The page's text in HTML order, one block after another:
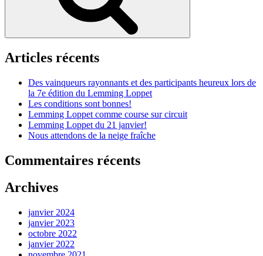
Articles récents
Des vainqueurs rayonnants et des participants heureux lors de
la 7e édition du Lemming Loppet
Les conditions sont bonnes!
Lemming Loppet comme course sur circuit
Lemming Loppet du 21 janvier!
Nous attendons de la neige fraîche
Commentaires récents
Archives
janvier 2024
janvier 2023
octobre 2022
janvier 2022